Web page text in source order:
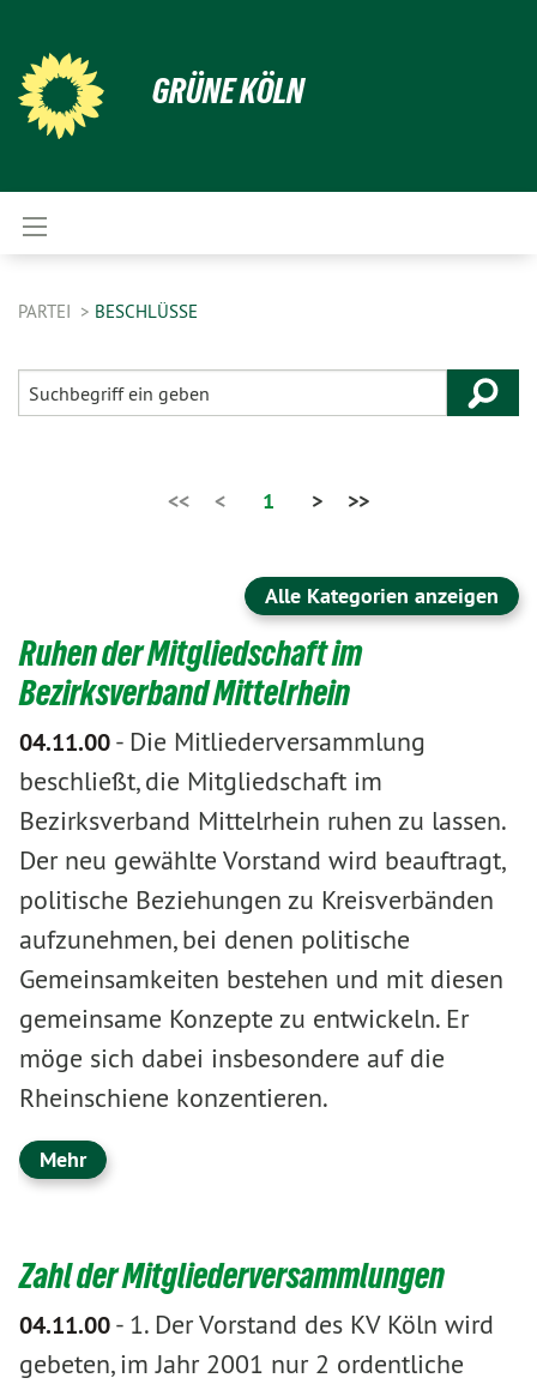
GRÜNE KÖLN
PARTEI BESCHLÜSSE
<< < 1 > >>
Alle Kategorien anzeigen
Ruhen der Mitgliedschaft im
Bezirksverband Mittelrhein
04.11.00- Die Mitliederversammlung
beschließt, die Mitgliedschaft im
Bezirksverband Mittelrhein ruhen zu lassen.
Der neu gewählte Vorstand wird beauftragt,
politische Beziehungen zu Kreisverbänden
aufzunehmen, bei denen politische
Gemeinsamkeiten bestehen und mit diesen
gemeinsame Konzepte zu entwickeln. Er
möge sich dabei insbesondere auf die
Rheinschiene konzentieren.
Mehr
Zahl der Mitgliederversammlungen
04.11.00- 1. Der Vorstand des KV Köln wird
gebeten, im Jahr 2001 nur 2 ordentliche